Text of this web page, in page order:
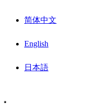
简体中文
English
日本語